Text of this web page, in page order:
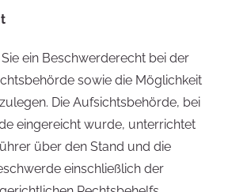
ein Beschwerderecht bei der
sowie die Möglichkeit
Die Aufsichtsbehörde, bei
eingereicht wurde, unterrichtet
über den Stand und die
einschließlich der